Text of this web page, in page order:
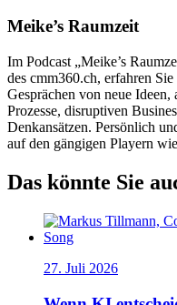
Meike’s Raumzeit
Im Podcast „Meike’s
des cmm360.ch, erfahren
Gesprächen von neue Ideen,
Prozesse, disruptiven
Denkansätzen. Persönlich
auf den gängigen Playern
Das könnte Sie
27. Juli 2026